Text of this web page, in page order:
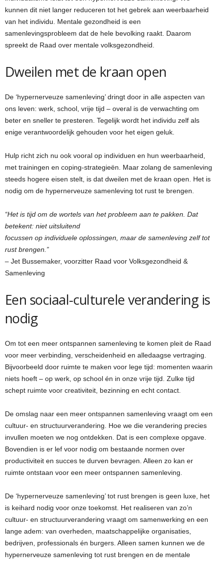
kunnen dit niet langer reduceren tot het gebrek aan weerbaarheid
van het individu. Mentale gezondheid is een
samenlevingsprobleem dat de hele bevolking raakt. Daarom
spreekt de Raad over mentale volksgezondheid.
Dweilen met de kraan open
De ‘hypernerveuze samenleving’ dringt door in alle aspecten van
ons leven: werk, school, vrije tijd – overal is de verwachting om
beter en sneller te presteren. Tegelijk wordt het individu zelf als
enige verantwoordelijk gehouden voor het eigen geluk.
Hulp richt zich nu ook vooral op individuen en hun weerbaarheid,
met trainingen en coping-strategieën. Maar zolang de samenleving
steeds hogere eisen stelt, is dat dweilen met de kraan open. Het is
nodig om de hypernerveuze samenleving tot rust te brengen.
“Het is tijd om de wortels van het probleem aan te pakken. Dat
betekent: niet uitsluitend
focussen op individuele oplossingen, maar de samenleving zelf tot
rust brengen.”
– Jet Bussemaker, voorzitter Raad voor Volksgezondheid &
Samenleving
Een sociaal-culturele verandering is
nodig
Om tot een meer ontspannen samenleving te komen pleit de Raad
voor meer verbinding, verscheidenheid en alledaagse vertraging.
Bijvoorbeeld door ruimte te maken voor lege tijd: momenten waarin
niets hoeft – op werk, op school én in onze vrije tijd. Zulke tijd
schept ruimte voor creativiteit, bezinning en echt contact.
De omslag naar een meer ontspannen samenleving vraagt om een
cultuur- en structuurverandering. Hoe we die verandering precies
invullen moeten we nog ontdekken. Dat is een complexe opgave.
Bovendien is er lef voor nodig om bestaande normen over
productiviteit en succes te durven bevragen. Alleen zo kan er
ruimte ontstaan voor een meer ontspannen samenleving.
De ‘hypernerveuze samenleving’ tot rust brengen is geen luxe, het
is keihard nodig voor onze toekomst. Het realiseren van zo’n
cultuur- en structuurverandering vraagt om samenwerking en een
lange adem: van overheden, maatschappelijke organisaties,
bedrijven, professionals én burgers. Alleen samen kunnen we de
hypernerveuze samenleving tot rust brengen en de mentale